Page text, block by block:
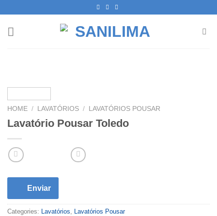
content
HOME / LAVATÓRIOS / LAVATÓRIOS POUSAR
Lavatório Pousar Toledo
Enviar
Categories: Lavatórios, Lavatórios Pousar